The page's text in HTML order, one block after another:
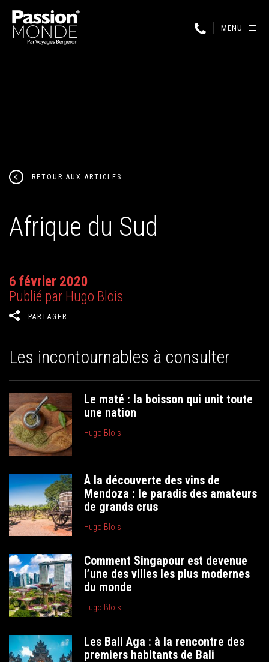
MENU
RETOUR AUX ARTICLES
Afrique du Sud
6 février 2020
Publié par Hugo Blois
PARTAGER
Les incontournables à consulter
Le maté : la boisson qui unit toute
une nation
Hugo Blois
À la découverte des vins de
Mendoza : le paradis des amateurs
de grands crus
Hugo Blois
Comment Singapour est devenue
l’une des villes les plus modernes
du monde
Hugo Blois
Les Bali Aga : à la rencontre des
premiers habitants de Bali